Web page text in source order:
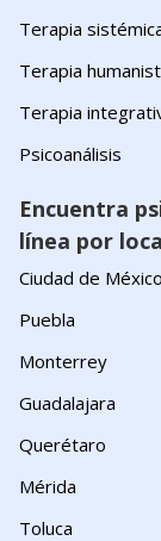
Terapia
Terapia
Terapia
Psicoanálisis
Encuentra
línea por
Ciudad de México
Puebla
Monterrey
Guadalajara
Querétaro
Mérida
Toluca